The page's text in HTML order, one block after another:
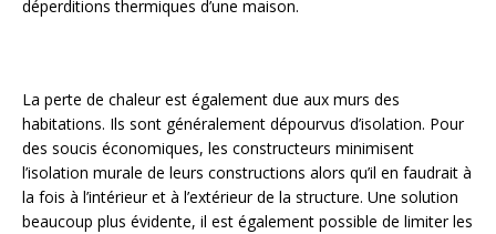
déperditions thermiques d’une maison.
La perte de chaleur est également due aux murs des
habitations. Ils sont généralement dépourvus d’isolation. Pour
des soucis économiques, les constructeurs minimisent
l’isolation murale de leurs constructions alors qu’il en faudrait à
la fois à l’intérieur et à l’extérieur de la structure. Une solution
beaucoup plus évidente, il est également possible de limiter les